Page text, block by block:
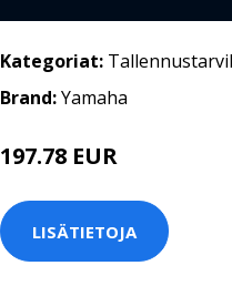
Kategoriat:
Brand:Yamaha
197.78 EUR
LISÄTIETOJA